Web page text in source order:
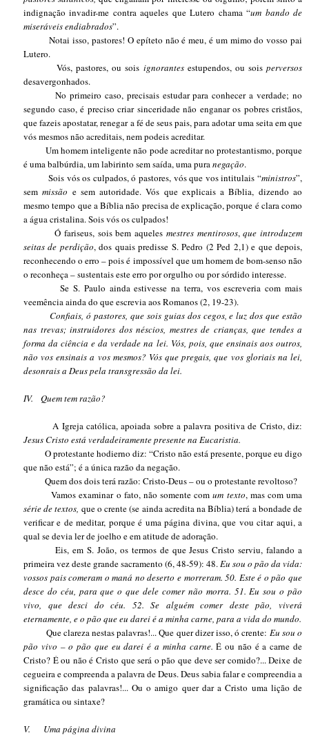
indignação invadir-me contra aqueles que Lutero chama “um bando de
miseráveis endiabrados”.
Notai isso, pastores! O epíteto não é meu, é um mimo do vosso pai
Lutero.
Vós, pastores, ou sois ignorantesestupendos, ou sois perversos
desavergonhados.
No primeiro caso, precisais estudar para conhecer a verdade; no
segundo caso, é preciso criar sinceridade não enganar os pobres cristãos,
que fazeis apostatar, renegar a fé de seus pais, para adotar uma seita em que
vós mesmos não acreditais, nem podeis acreditar.
Um homem inteligente não pode acreditar no protestantismo, porque
é uma balbúrdia, um labirinto sem saída, uma puranegação.
Sois vós os culpados, ó pastores, vós que vos intitulais “ministros”,
semmissão e sem autoridade. Vós que explicais a Bíblia, dizendo ao
mesmo tempo que a Bíblia não precisa de explicação, porque é clara como
a água cristalina. Sois vós os culpados!
Ó fariseus, sois bem aqueles mestres mentirosos,que introduzem
seitas de perdição, dos quais predisse S. Pedro (2 Ped 2,1) e que depois,
reconhecendo o erro – pois é impossível que um homem de bom-senso não
o reconheça – sustentais este erro por orgulho ou por sórdido interesse.
Se S. Paulo ainda estivesse na terra, vos escreveria com mais
veemência ainda do que escrevia aos Romanos (2, 19-23).
Confiais, ó pastores, que sois guias dos cegos, e luz dos que estão
nas trevas; instruidores dos néscios, mestres de crianças, que tendes a
forma da ciência e da verdade na lei. Vós, pois, que ensinais aos outros,
não vos ensinais a vos mesmos? Vós que pregais, que vos gloriais na lei,
desonrais a Deus pela transgressão da lei.
IV. Quem tem razão?
A Igreja católica, apoiada sobre a palavra positiva de Cristo, diz:
Jesus Cristo está verdadeiramente presente na Eucaristia.
O protestante hodierno diz: “Cristo não está presente, porque eu digo
que não está”; é a única razão da negação.
Quem dos dois terá razão: Cristo-Deus – ou o protestante revoltoso?
Vamos examinar o fato, não somente comum texto, mas com uma
série de textos, que o crente (se ainda acredita na Bíblia) terá a bondade de
verificar e de meditar, porque é uma página divina, que vou citar aqui, a
qual se devia ler de joelho e em atitude de adoração.
Eis, em S. João, os termos de que Jesus Cristo serviu, falando a
primeira vez deste grande sacramento (6, 48-59): 48.Eu sou o pão da vida:
vossos pais comeram o maná no deserto e morreram. 50. Este é o pão que
desce do céu, para que o que dele comer não morra. 51. Eu sou o pão
vivo, que desci do céu. 52. Se alguém comer deste pão, viverá
eternamente, e o pão que eu darei é a minha carne, para a vida do mundo.
Que clareza nestas palavras!...Que quer dizer isso, ó crente: Eu sou o
pão vivo – o pão que eu darei é a minha carne.É ou não é a carne de
Cristo? É ou não é Cristo que será o pão que deve ser comido?... Deixe de
cegueira e compreenda a palavra de Deus. Deus sabia falar e compreendia a
significação das palavras!... Ou o amigo quer dar a Cristo uma lição de
gramática ou sintaxe?
V. Uma página divina